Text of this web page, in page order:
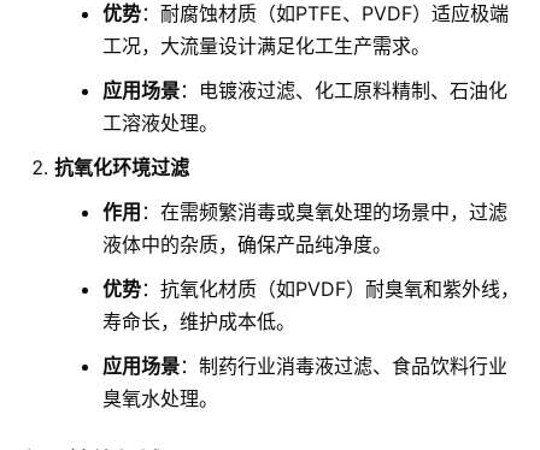
优势：耐腐蚀材质（如PTFE、PVDF）适应极端
工况，大流量设计满足化工生产需求。
应用场景：电镀液过滤、化工原料精制、石油化
工溶液处理。
抗氧化环境过滤
作用 ：在需频繁消毒或臭氧处理的场景中，过滤
液体中的杂质，确保产品纯净度。
优势：抗氧化材质（如PVDF）耐臭氧和紫外线，
寿命长，维护成本低。
应用场景：制药行业消毒液过滤、食品饮料行业
臭氧水处理。